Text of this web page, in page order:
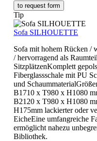
to request form
Tip
Sofa SILHOUETTE
Sofa mit hohem Rücken /
/ hervorragend als
SitzplätzenKomplett
Fiberglassschale mit PU
und
B1710 x T980 x H1080
B2120 x T980 x H1080
H175mm lackierter oder
EicheEine umfangreiche
ermöglicht nahezu
Bibliothek.